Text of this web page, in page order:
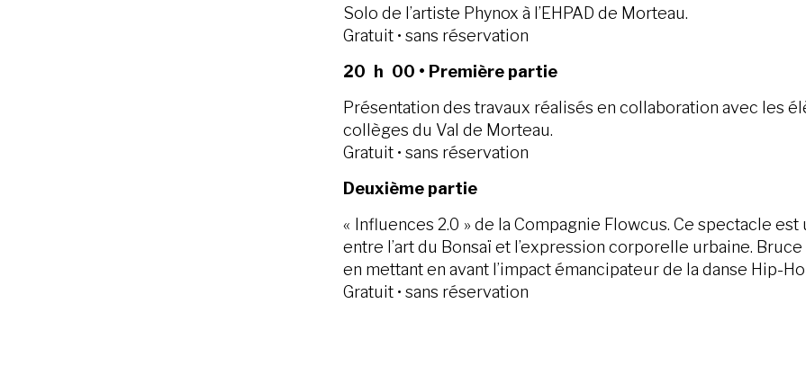
Solo de l’artiste Phynox à l’EHPAD de Morteau.
Gratuit • sans réservation
20 h 00 • Première partie
Présentation des travaux réalisés en collaboration avec les
collèges du Val de Morteau.
Gratuit • sans réservation
Deuxième partie
« Influences 2.0 » de la Compagnie Flowcus. Ce spectacle
entre l’art du Bonsaï et l’expression corporelle urbaine.
en mettant en avant l’impact émancipateur de la danse Hip-
Gratuit • sans réservation